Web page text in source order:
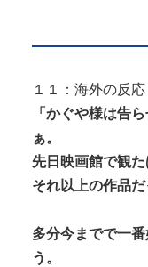
１１：海外の反応
「かぐや様は告
ぁ。
先日映画館で観
それ以上の作品だ
多分今までで一
う。